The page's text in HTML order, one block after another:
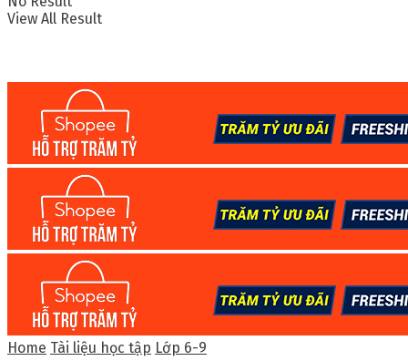
View All Result
Home Tài liệu học tập Lớp 6-9